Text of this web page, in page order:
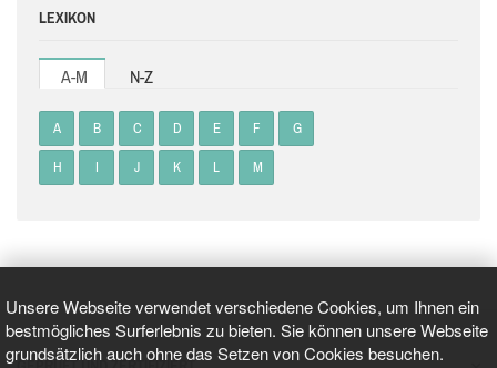
Unsere Webseite verwendet verschiedene Cookies, um Ihnen ein
bestmögliches Surferlebnis zu bieten. Sie können unsere Webseite
grundsätzlich auch ohne das Setzen von Cookies besuchen.
LEXIKON
A-M N-Z
A B C D E F G
H I J K L M